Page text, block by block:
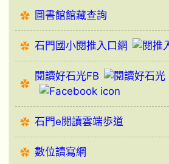
圖書館館藏查詢
石門國小閱推入口網
閱讀好石光FB
石門e閱讀雲端歩道
數位讀寫網